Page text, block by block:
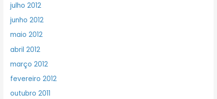
julho 2012
junho 2012
maio 2012
abril 2012
março 2012
fevereiro 2012
outubro 2011